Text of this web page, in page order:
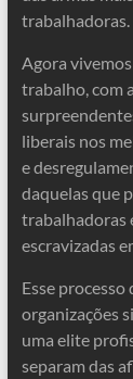
trabalhadoras.
Agora
trabalho, com
liberais nos
e
daquelas que
trabalhadoras
escravizadas
Esse processo
organizações
uma elite
separam das